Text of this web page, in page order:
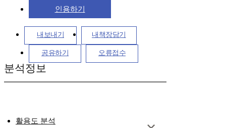
인용하기
내보내기 내책장담기
공유하기 오류접수
분석정보
활용도 분석